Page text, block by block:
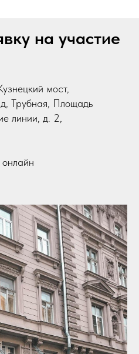
на участие
мост,
Трубная, Площадь
линии, д. 2,